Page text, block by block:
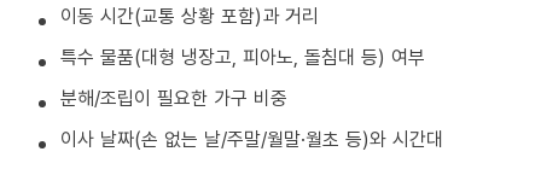
이동 시간(교통 상황 포함)과 거리
특수 물품(대형 냉장고, 피아노, 돌침대 등) 여부
분해/조립이 필요한 가구 비중
이사 날짜(손 없는 날/주말/월말·월초 등)와 시간대